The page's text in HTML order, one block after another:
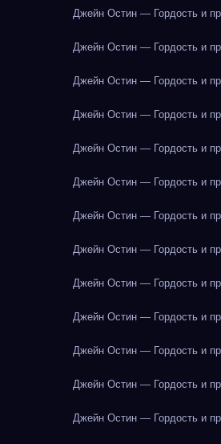
Джейн Остин — Гордость и
Джейн Остин — Гордость и
Джейн Остин — Гордость и
Джейн Остин — Гордость и
Джейн Остин — Гордость и
Джейн Остин — Гордость и
Джейн Остин — Гордость и
Джейн Остин — Гордость и
Джейн Остин — Гордость и
Джейн Остин — Гордость и
Джейн Остин — Гордость и
Джейн Остин — Гордость и
Джейн Остин — Гордость и